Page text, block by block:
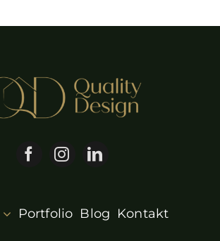
Portfolio Blog Kontakt